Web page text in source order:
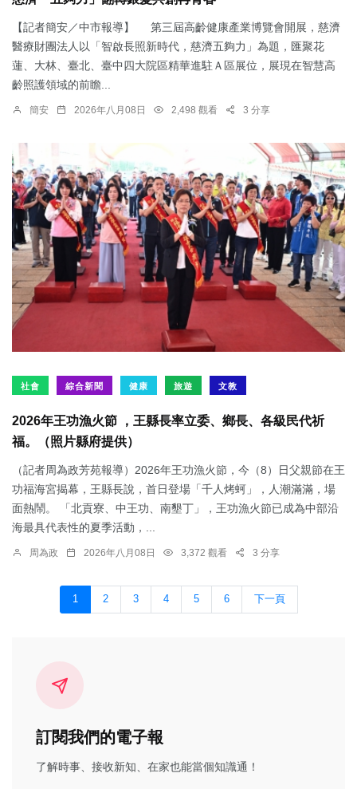
【記者簡安／中市報導】 第三屆高齡健康產業博覽會開展，慈濟
醫療財團法人以「智啟長照新時代，慈濟五夠力」為題，匯聚花
蓮、大林、臺北、臺中四大院區精華進駐Ａ區展位，展現在智慧高
齡照護領域的前瞻...
簡安 2026年八月08日 2,498 觀看 3 分享
社會 綜合新聞 健康 旅遊 文教
2026年王功漁火節 ，王縣長率立委、鄉長、各級民代祈
福。（照片縣府提供）
（記者周為政芳苑報導）2026年王功漁火節，今（8）日父親節在王
功福海宮揭幕，王縣長說，首日登場「千人烤蚵」，人潮滿滿，場
面熱鬧。 「北貢寮、中王功、南墾丁」，王功漁火節已成為中部沿
海最具代表性的夏季活動，...
周為政 2026年八月08日 3,372 觀看 3 分享
1 2 3 4 5 6 下一頁
訂閱我們的電子報
了解時事、接收新知、在家也能當個知識通！